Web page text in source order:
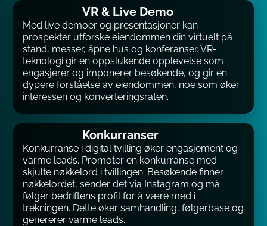
VR & Live Demo
Med live demoer og presentasjoner kan
prospekter utforske eiendommen din virtuelt på
stand, messer, åpne hus og konferanser. VR-
teknologi gir en oppslukende opplevelse som
engasjerer og imponerer besøkende, og gir en
dypere forståelse av eiendommen, noe som øker
interessen og konverteringsraten.
Konkurranser
Konkurranse i digital tvilling øker engasjement og
varme leads. Promoter en konkurranse med
skjulte nøkkelord i tvillingen. Besøkende finner
nøkkelordet, sender det via Instagram og må
følger bedriftens profil for å være med i
trekningen. Dette øker samhandling, følgerbase og
genererer varme leads.